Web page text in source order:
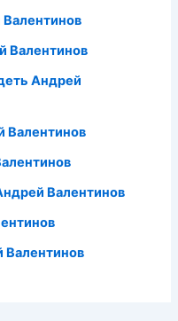
Валентинов
Андрей
Валентинов
Валентинов
Валентинов